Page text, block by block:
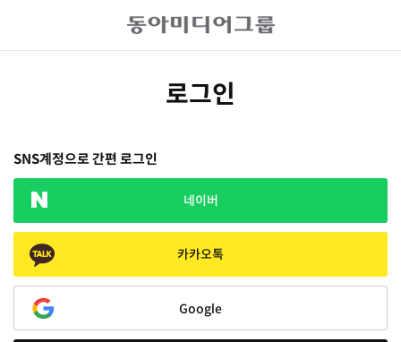
로그인
SNS계정으로 간편 로그인
네이버
카카오톡
Google